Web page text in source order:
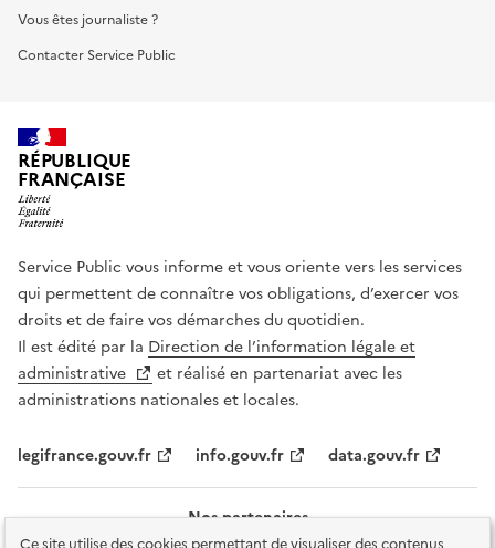
Vous êtes journaliste ?
Contacter Service Public
RÉPUBLIQUE
FRANÇAISE
Service Public vous informe et vous oriente vers les services
qui permettent de connaître vos obligations, d’exercer vos
droits et de faire vos démarches du quotidien.
Il est édité par la Direction de l’information légale et
administrative
et réalisé en partenariat avec les
administrations nationales et locales.
legifrance.gouv.fr info.gouv.fr data.gouv.fr
Nos partenaires